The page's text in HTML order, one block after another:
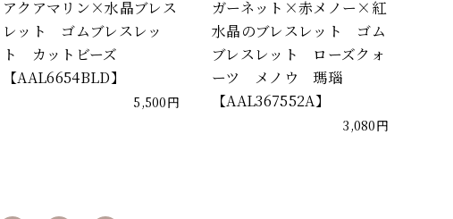
アクアマリン×水晶ブレス
レット ゴムブレスレッ
ト カットビーズ
【AAL6654BLD】
5,500円
ガーネット×赤メノー×紅
水晶のブレスレット ゴム
ブレスレット ローズクォ
ーツ メノウ 瑪瑙
【AAL367552A】
3,080円